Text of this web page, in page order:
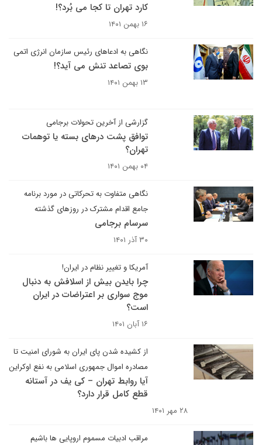
کارد تهران تا کجا می بُرد؟!
۱۶ بهمن ۱۴۰۱
نگاهی به ادعاهای رئیس سازمان انرژی اتمی
بوی تصاعد تنش می آید؟!
۱۳ بهمن ۱۴۰۱
گزارشی از آخرین تحولات برجامی
توافق پشت درهای بسته یا توهمات
تهران؟
۰۴ بهمن ۱۴۰۱
نگاهی متفاوت به تحرکاتی در مورد برنامه
جامع اقدام مشترک در روزهای گذشته
سرسام برجامی
۳۰ آذر ۱۴۰۱
آمریکا و تغییر نظام در ایران!
چرا بایدن بیش از اسلافش به دنبال
موج سواری بر اعتراضات در ایران
است؟
۱۶ آبان ۱۴۰۱
از کشیده شدن پای ایران به شورای امنیت تا
مصادره اموال جمهوری اسلامی به نفع اوکراین
آیا روابط تهران – کی یف در آستانه
قطع کامل قرار دارد؟
۲۸ مهر ۱۴۰۱
مراقب ادبیات مسموم اروپایی ها باشیم